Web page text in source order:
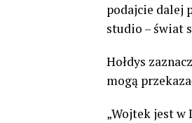
podajcie dalej
studio – świat
Hołdys
mogą
„Wojtek jest